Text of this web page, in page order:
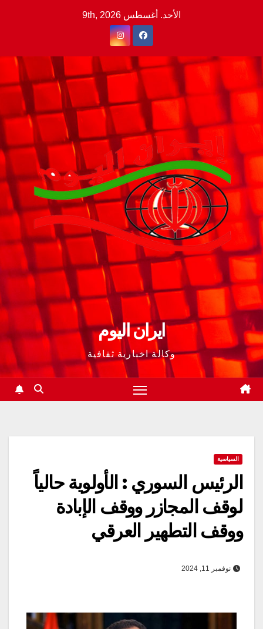
الأحد. أغسطس 9th, 2026
ايران اليوم
وكالة اخبارية ثقافية
السياسية
الرئیس السوري : الأولوية حالياً
لوقف المجازر ووقف الإبادة
ووقف التطهير العرقي
نوفمبر 11, 2024